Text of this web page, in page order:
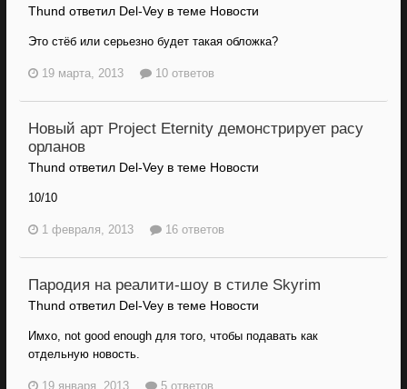
Thund ответил Del-Vey в теме Новости
Это стёб или серьезно будет такая обложка?
19 марта, 2013 10 ответов
Новый арт Project Eternity демонстрирует расу
орланов
Thund ответил Del-Vey в теме Новости
10/10
1 февраля, 2013 16 ответов
Пародия на реалити-шоу в стиле Skyrim
Thund ответил Del-Vey в теме Новости
Имхо, not good enough для того, чтобы подавать как
отдельную новость.
19 января, 2013 5 ответов